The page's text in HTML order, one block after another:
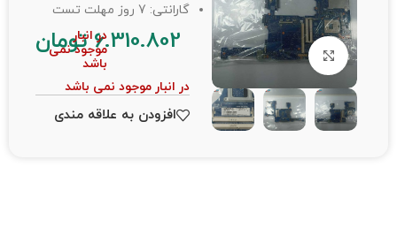
برای بزرگنمایی کلیک کنید
گارانتی: 7 روز مهلت تست
6.310.802 توماندر انبار
موجود نمی
باشد
در انبار موجود نمی باشد
افزودن به علاقه مندی